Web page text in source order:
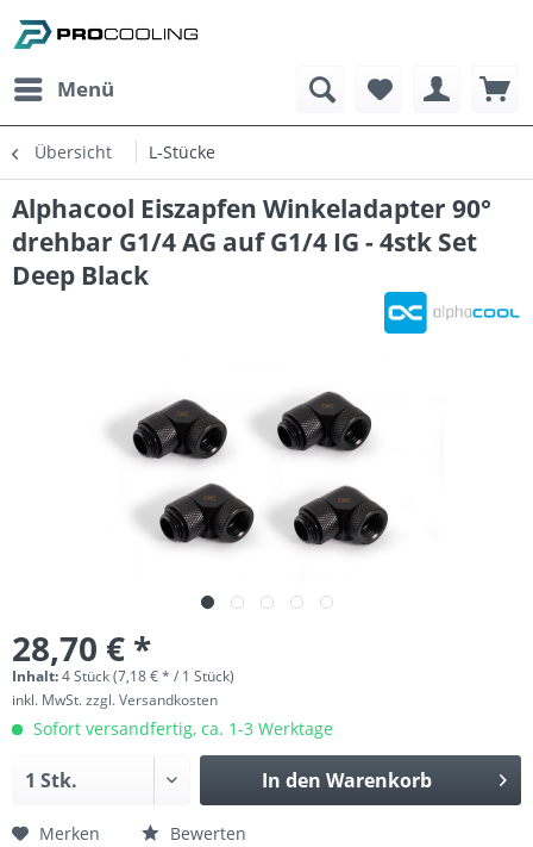
Menü
Übersicht L-Stücke
Alphacool Eiszapfen Winkeladapter 90°
drehbar G1/4 AG auf G1/4 IG - 4stk Set
Deep Black
28,70 € *
Inhalt:4 Stück (7,18 € * / 1 Stück)
inkl. MwSt.zzgl. Versandkosten
Sofort versandfertig, ca. 1-3 Werktage
In den Warenkorb
Merken Bewerten